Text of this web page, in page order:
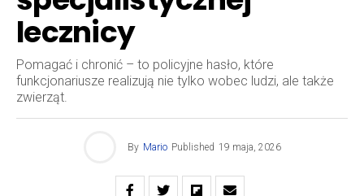
lecznicy
Pomagać i chronić – to policyjne hasło, które
funkcjonariusze realizują nie tylko wobec ludzi, ale także
zwierząt.
By Mario Published 19 maja, 2026